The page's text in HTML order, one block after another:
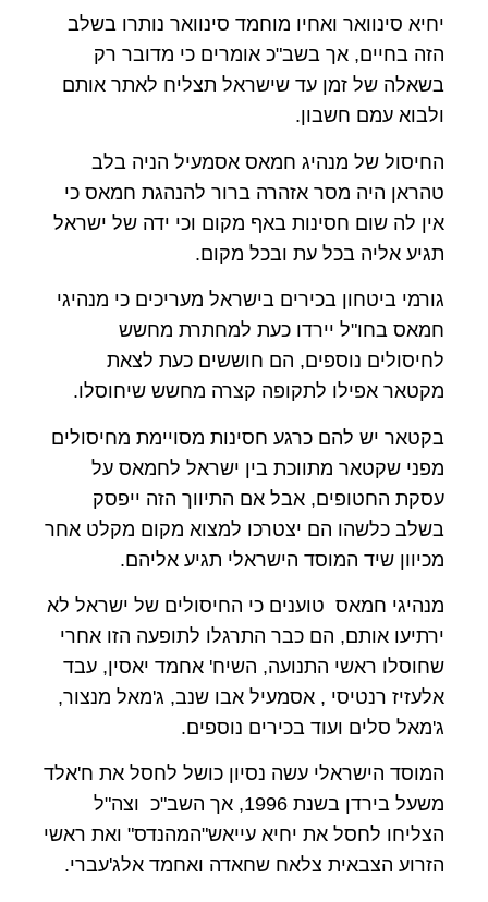
יחיא סינוואר ואחיו מוחמד סינוואר נותרו בשלב
הזה בחיים, אך בשב"כ אומרים כי מדובר רק
בשאלה של זמן עד שישראל תצליח לאתר אותם
ולבוא עמם חשבון.
החיסול של מנהיג חמאס אסמעיל הניה בלב
טהראן היה מסר אזהרה ברור להנהגת חמאס כי
אין לה שום חסינות באף מקום וכי ידה של ישראל
תגיע אליה בכל עת ובכל מקום.
גורמי ביטחון בכירים בישראל מעריכים כי מנהיגי
חמאס בחו"ל יירדו כעת למחתרת מחשש
לחיסולים נוספים, הם חוששים כעת לצאת
מקטאר אפילו לתקופה קצרה מחשש שיחוסלו.
בקטאר יש להם כרגע חסינות מסויימת מחיסולים
מפני שקטאר מתווכת בין ישראל לחמאס על
עסקת החטופים, אבל אם התיווך הזה ייפסק
בשלב כלשהו הם יצטרכו למצוא מקום מקלט אחר
מכיוון שיד המוסד הישראלי תגיע אליהם.
מנהיגי חמאס טוענים כי החיסולים של ישראל לא
ירתיעו אותם, הם כבר התרגלו לתופעה הזו אחרי
שחוסלו ראשי התנועה, השיח' אחמד יאסין, עבד
אלעזיז רנטיסי , אסמעיל אבו שנב, ג'מאל מנצור,
ג'מאל סלים ועוד בכירים נוספים.
המוסד הישראלי עשה נסיון כושל לחסל את ח'אלד
משעל בירדן בשנת 1996, אך השב"כ וצה"ל
הצליחו לחסל את יחיא עייאש"המהנדס" ואת ראשי
הזרוע הצבאית צלאח שחאדה ואחמד אלג'עברי.